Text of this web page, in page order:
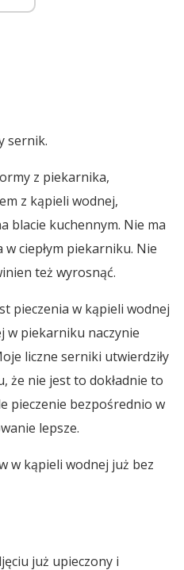
sernik.
z piekarnika,
z kąpieli wodnej,
blacie kuchennym. Nie ma
ciepłym piekarniku. Nie
też wyrosnąć.
pieczenia w kąpieli wodnej
w piekarniku naczynie
liczne serniki utwierdziły
że nie jest to dokładnie to
pieczenie bezpośrednio w
lepsze.
w kąpieli wodnej już bez
już upieczony i